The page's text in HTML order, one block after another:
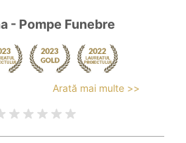
- Pompe Funebre
Arată mai multe >>